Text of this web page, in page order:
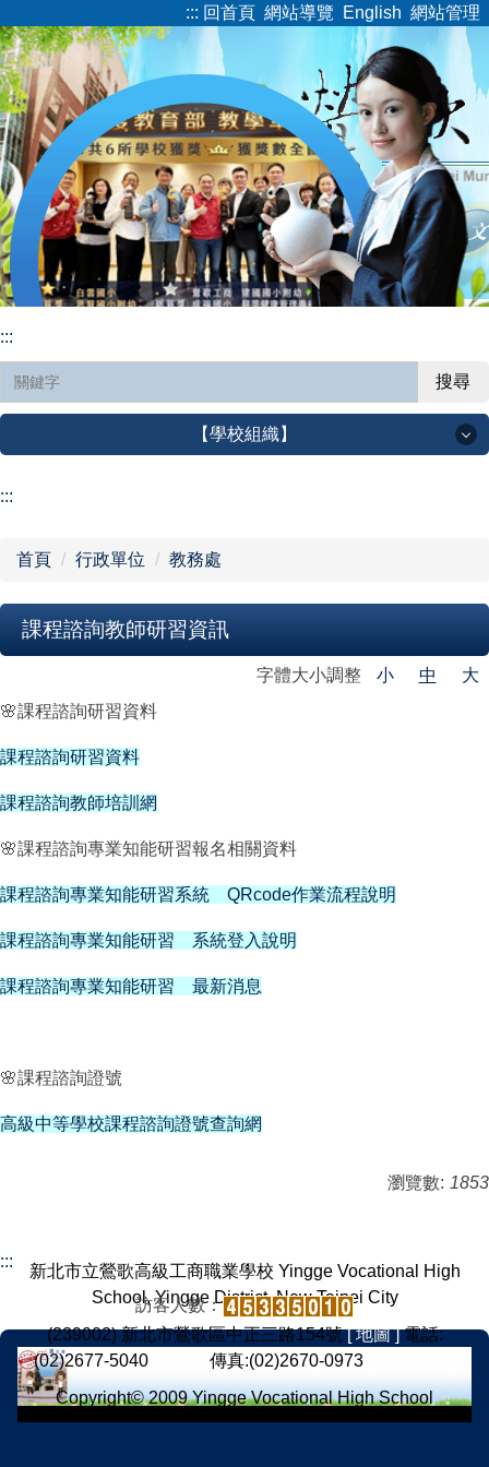
到
主
要
內
容
區
::: 回首頁 網站導覽 English 網站管理
:::
搜尋
【學校組織】
【學校組織】
網站導覽
:::
首頁 行政單位 教務處
課程諮詢教師研習資訊
字體大小調整 小 中
大
🌸課程諮詢研習資料
課程諮詢研習資料
課程諮詢教師培訓網
🌸課程諮詢專業知能研習報名相關資料
課程諮詢專業知能研習系統 QRcode作業流程說明
課程諮詢專業知能研習 系統登入說明
課程諮詢專業知能研習 最新消息
🌸課程諮詢證號
高級中等學校課程諮詢證號查詢網
瀏覽數: 1853
:::
訪客人數：
新北市立鶯歌高級工商職業學校 Yingge Vocational High
School, Yingge District, New Taipei City
(239002) 新北市鶯歌區中正三路154號[ 地圖 ]電話:
(02)2677-5040
傳真:(02)2670-0973
Copyright© 2009 Yingge Vocational High School